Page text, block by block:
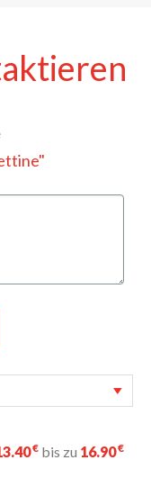
€ bis zu 16.90€